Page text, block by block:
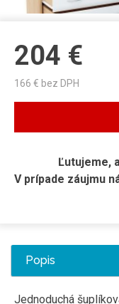
204 €
166 € bez DPH
Ľutujeme,
V prípade záujmu
Popis
Jednoduchá